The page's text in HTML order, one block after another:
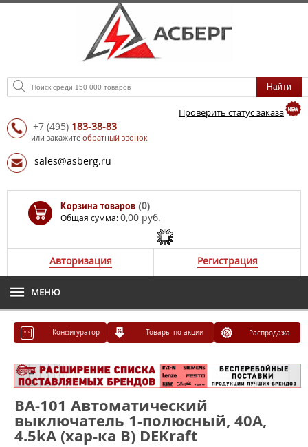
Проверить статус заказа
+7 (495) 183-38-83
или закажите обратный звонок
sales@asberg.ru
Корзина товаров (0)
Общая сумма:0,00 руб.
Авторизация Регистрация
МЕНЮ
Конфигуратор Товары по акции Распродажа
ВА-101 Автоматический
выключатель 1-полюсный, 40А,
4.5kА (хар-ка B) DEKraft